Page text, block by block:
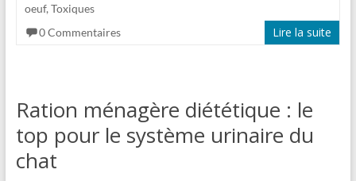
oeuf, Toxiques
0 Commentaires
Lire la suite
Ration ménagère diététique : le
top pour le système urinaire du
chat